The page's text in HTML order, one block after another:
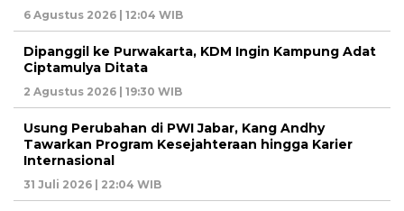
6 Agustus 2026 | 12:04 WIB
Dipanggil ke Purwakarta, KDM Ingin Kampung Adat
Ciptamulya Ditata
2 Agustus 2026 | 19:30 WIB
Usung Perubahan di PWI Jabar, Kang Andhy
Tawarkan Program Kesejahteraan hingga Karier
Internasional
31 Juli 2026 | 22:04 WIB